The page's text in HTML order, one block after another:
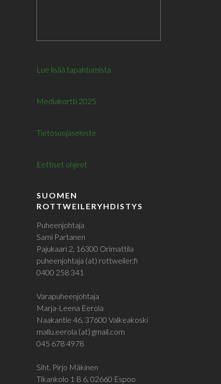
Lue lisää tapahtumista
Mediakortti 2025
Tietosuojaseloste
Eettiset ohjeet
SUOMEN
ROTTWEILERYHDISTYS
Puheenjohtaja
Sami Partanen
Pajukaari 2, 16300 Orimattila
puheenjohtaja (at) rottweiler.fi
0400 258 341
Varapuheenjohtaja
Marja-Leena Eerola
Naakantie 46, 37600 Valkeakoski
mallu.eerola (at) gmail.com
045 678 4978
Siht. Pirjo Mäkinen
Tikankolo 1 B 6, 02660 Espoo